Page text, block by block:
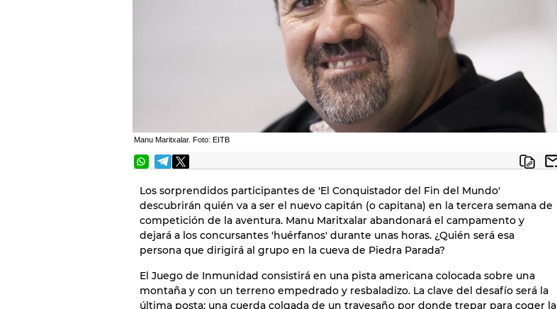
Manu Maritxalar. Foto: EITB
Los sorprendidos participantes de 'El Conquistador del Fin del Mundo'
descubrirán quién va a ser el nuevo capitán (o capitana) en la tercera semana de
competición de la aventura. Manu Maritxalar abandonará el campamento y
dejará a los concursantes 'huérfanos' durante unas horas. ¿Quién será esa
persona que dirigirá al grupo en la cueva de Piedra Parada?
El Juego de Inmunidad consistirá en una pista americana colocada sobre una
montaña y con un terreno empedrado y resbaladizo. La clave del desafío será la
última posta: una cuerda colgada de un travesaño por donde trepar para coger la